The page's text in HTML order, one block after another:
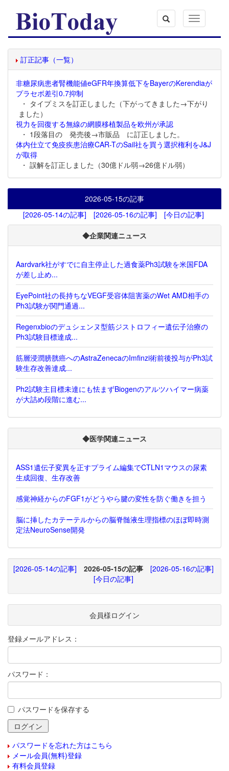
Toggle
navigation
訂正記事（一覧）
非糖尿病患者腎機能値eGFR年換算低下をBayerのKerendiaが
プラセボ差引0.7抑制
・ タイプミスを訂正しました（下がってきました→下がり
ました）
視力を回復する無線の網膜移植製品を欧州が承認
・ 1段落目の 発売後→市販品 に訂正しました。
体内仕立て免疫疾患治療CAR-TのSail社を買う選択権利をJ&J
が取得
・ 誤解を訂正しました（30億ドル弱→26億ドル弱）
2026-05-15の記事
[2026-05-14の記事]
[2026-05-16の記事] [今日の記事]
◆企業関連ニュース
Aardvark社がすでに自主停止した過食薬Ph3試験を米国FDA
が差し止め...
EyePoint社の長持ちなVEGF受容体阻害薬のWet AMD相手の
Ph3試験が関門通過...
Regenxbioのデュシェンヌ型筋ジストロフィー遺伝子治療の
Ph3試験目標達成...
筋層浸潤膀胱癌へのAstraZenecaのImfinzi術前後投与がPh3試
験生存改善達成...
Ph2試験主目標未達にも怯まずBiogenのアルツハイマー病薬
が大詰め段階に進む...
◆医学関連ニュース
ASS1遺伝子変異を正すプライム編集でCTLN1マウスの尿素
生成回復、生存改善
感覚神経からのFGF1がどうやら腱の変性を防ぐ働きを担う
脳に挿したカテーテルからの脳脊髄液生理指標のほぼ即時測
定法NeuroSense開発
[2026-05-14の記事] 2026-05-15の記事
[2026-05-16の記事]
[今日の記事]
会員様ログイン
登録メールアドレス：
パスワード：
パスワードを保存する
パスワードを忘れた方はこちら
メール会員(無料)登録
有料会員登録